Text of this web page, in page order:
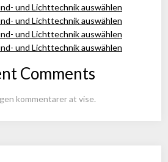
und Lichttechnik auswählen
und Lichttechnik auswählen
und Lichttechnik auswählen
und Lichttechnik auswählen
Comments
kommentarer at vise.